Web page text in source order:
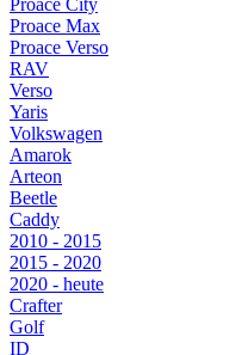
Proace City
Proace Max
Proace Verso
RAV
Verso
Yaris
Volkswagen
Amarok
Arteon
Beetle
Caddy
2010 - 2015
2015 - 2020
2020 - heute
Crafter
Golf
ID